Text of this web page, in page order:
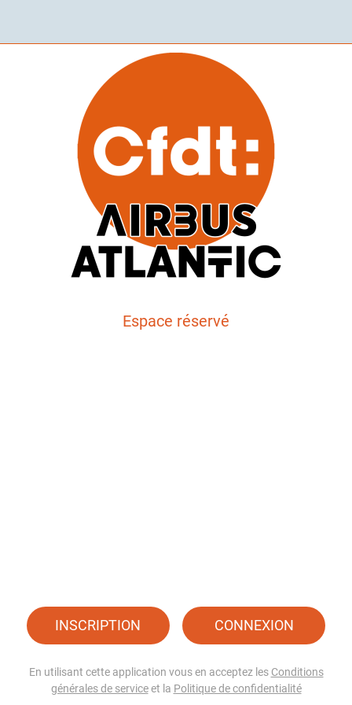
Espace réservé
INSCRIPTION CONNEXION
En utilisant cette application vous en acceptez les Conditions
générales de serviceet la Politique de confidentialité